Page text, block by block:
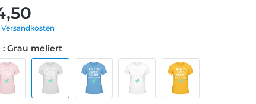
Versandkosten
Grau meliert